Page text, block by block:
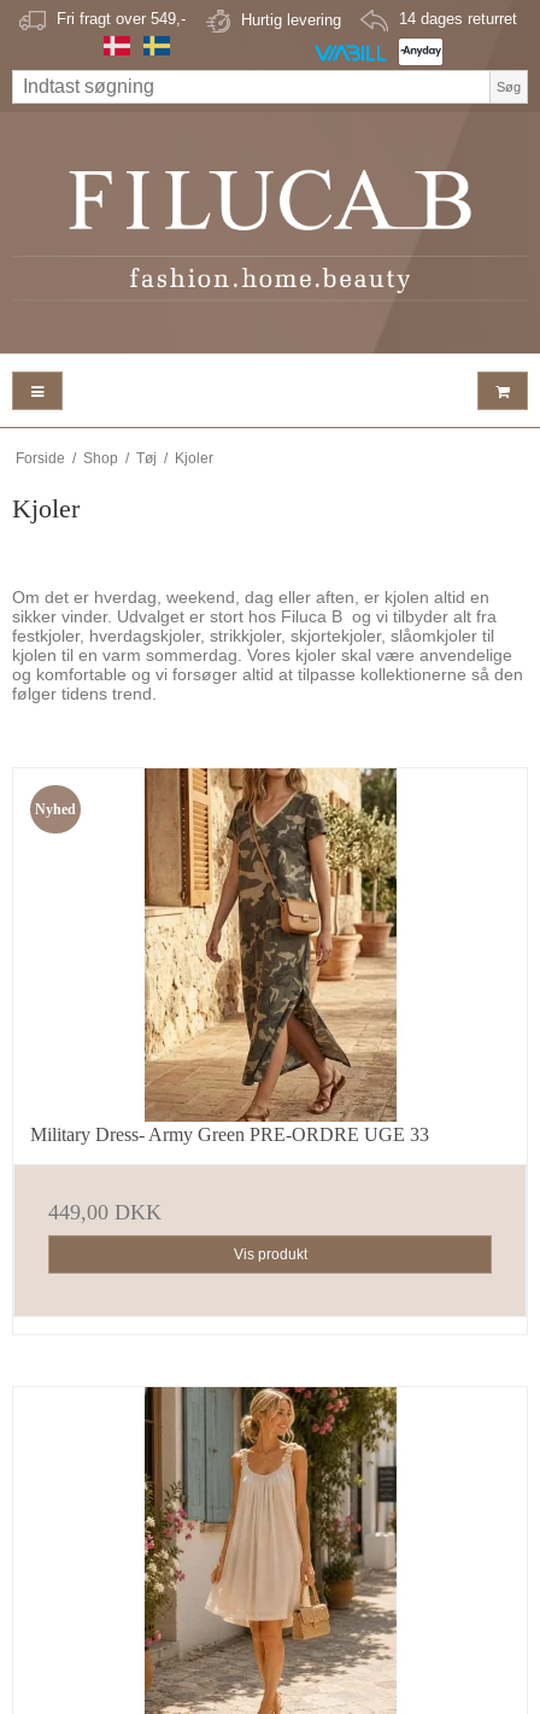
Fri fragt over 549,- Hurtig levering 14 dages returret
Søg
Forside / Shop / Tøj / Kjoler
Kjoler
Om det er hverdag, weekend, dag eller aften, er kjolen altid en
sikker vinder. Udvalget er stort hos Filuca B og vi tilbyder alt fra
festkjoler, hverdagskjoler, strikkjoler, skjortekjoler, slåomkjoler til
kjolen til en varm sommerdag. Vores kjoler skal være anvendelige
og komfortable og vi forsøger altid at tilpasse kollektionerne så den
følger tidens trend.
Nyhed
Military Dress- Army Green PRE-ORDRE UGE 33
449,00 DKK
Vis produkt